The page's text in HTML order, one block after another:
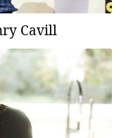
Cavill